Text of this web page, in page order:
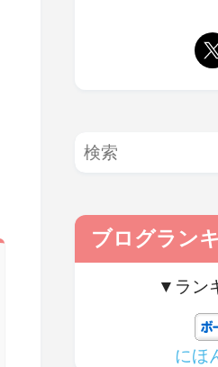
ブログラン
▼ラン
にほ